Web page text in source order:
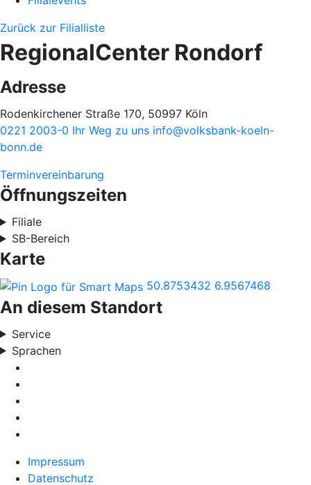
Zurück zur Filialliste
RegionalCenter Rondorf
Adresse
Rodenkirchener Straße 170, 50997 Köln
0221 2003-0 Ihr Weg zu uns info@volksbank-koeln-
bonn.de
Terminvereinbarung
Öffnungszeiten
Filiale
SB-Bereich
Karte
50.8753432 6.9567468
An diesem Standort
Service
Sprachen
Impressum
Datenschutz